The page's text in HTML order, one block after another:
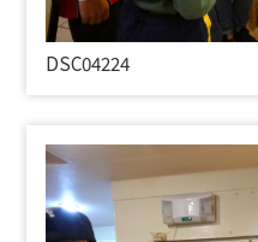
DSC04224